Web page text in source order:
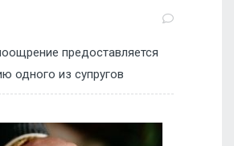
предоставляется
одного из супругов